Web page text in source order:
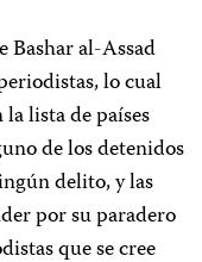
Bashar al-Assad
lo cual
lista de países
de los detenidos
delito, y las
por su paradero
que se cree